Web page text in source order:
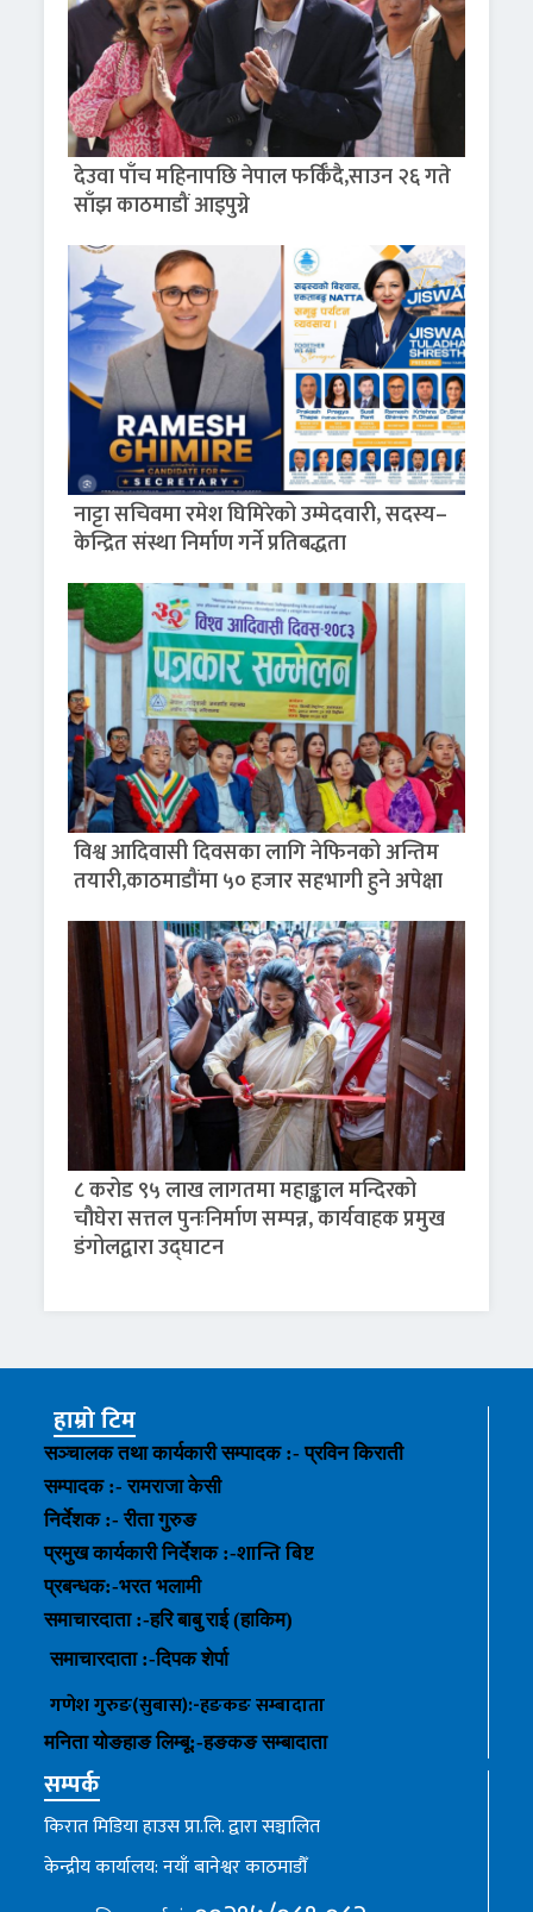
देउवा पाँच महिनापछि नेपाल फर्किँदै,साउन २६ गते
साँझ काठमाडौं आइपुग्ने
नाट्टा सचिवमा रमेश घिमिरेको उम्मेदवारी, सदस्य–
केन्द्रित संस्था निर्माण गर्ने प्रतिबद्धता
विश्व आदिवासी दिवसका लागि नेफिनको अन्तिम
तयारी,काठमाडौंमा ५० हजार सहभागी हुने अपेक्षा
८ करोड ९५ लाख लागतमा महाङ्काल मन्दिरको
चौघेरा सत्तल पुनःनिर्माण सम्पन्न, कार्यवाहक प्रमुख
डंगोलद्वारा उद्घाटन
हाम्रो टिम
सञ्चालक तथा कार्यकारी सम्पादक :- प्रविन किराती
सम्पादक :- रामराजा केसी
निर्देशक :- रीता गुरुङ
प्रमुख कार्यकारी निर्देशक :-शान्ति बिष्ट
प्रबन्धक:-भरत भलामी
समाचारदाता :-हरि बाबु राई (हाकिम)
समाचारदाता :-दिपक शेर्पा
गणेश गुरुङ(सुबास):-हङकङसम्बादाता
मनिता योङहाङलिम्बू:-हङकङ सम्बादाता
सम्पर्क
किरात मिडिया हाउस प्रा.लि. द्वारा सञ्चालित
केन्द्रीय कार्यालय: नयाँ बानेश्वर काठमाडौँ